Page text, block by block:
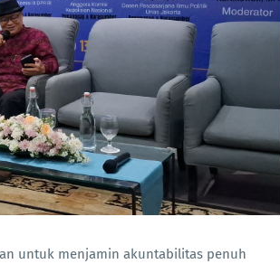
untuk menjamin akuntabilitas penuh